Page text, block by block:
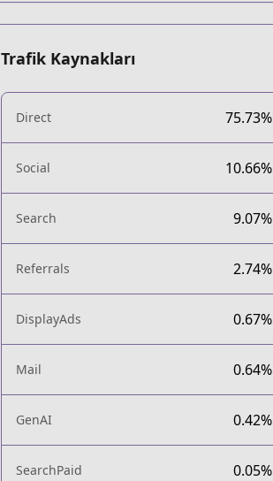
Trafik Kaynakları
Direct 75.73%
Social 10.66%
Search 9.07%
Referrals 2.74%
DisplayAds 0.67%
Mail 0.64%
GenAI 0.42%
SearchPaid 0.05%